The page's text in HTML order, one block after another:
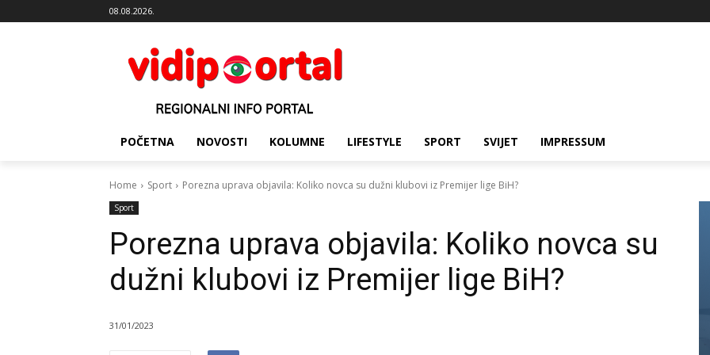
08.08.2026.
POČETNA NOVOSTI KOLUMNE LIFESTYLE SPORT SVIJET IMPRESSUM
Home Sport Porezna uprava objavila: Koliko novca su dužni klubovi iz Premijer lige BiH?
Sport
Porezna uprava objavila: Koliko novca su
dužni klubovi iz Premijer lige BiH?
31/01/2023